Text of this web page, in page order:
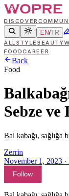
DISCOVER
EN/TR
ALLSTYLE BEAUTY
FOODCAREER
Back
Food
Sebze
Bal kabağı, sağlığa
Zerrin
November 1, 2023 ·
Follow